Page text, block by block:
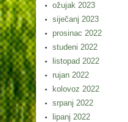
ožujak 2023
siječanj 2023
prosinac 2022
studeni 2022
listopad 2022
rujan 2022
kolovoz 2022
srpanj 2022
lipanj 2022